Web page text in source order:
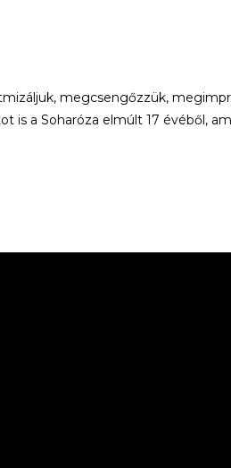
megcsengőzzük,
is a Soharóza elmúlt 17 évéből,